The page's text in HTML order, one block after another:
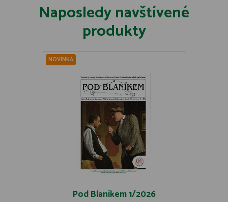
Naposledy navštívené
produkty
NOVINKA
Pod Blaníkem 1/2026